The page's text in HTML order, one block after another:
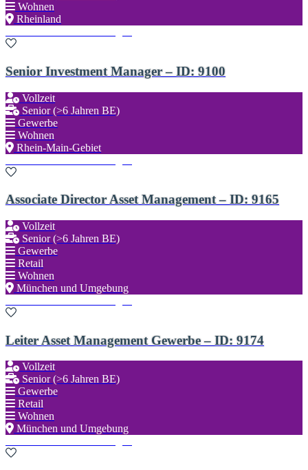
Wohnen
Rheinland
Senior Investment Manager – ID: 9100
Vollzeit
Senior (>6 Jahren BE)
Gewerbe
Wohnen
Rhein-Main-Gebiet
Associate Director Asset Management – ID: 9165
Vollzeit
Senior (>6 Jahren BE)
Gewerbe
Retail
Wohnen
München und Umgebung
Leiter Asset Management Gewerbe – ID: 9174
Vollzeit
Senior (>6 Jahren BE)
Gewerbe
Retail
Wohnen
München und Umgebung